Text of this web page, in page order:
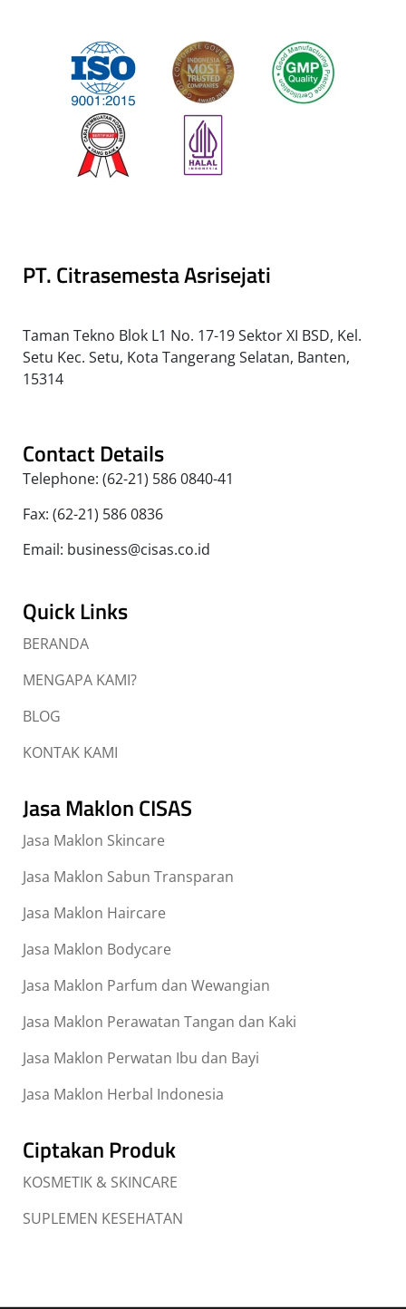
PT. Citrasemesta Asrisejati
Taman Tekno Blok L1 No. 17-19 Sektor XI BSD, Kel.
Setu Kec. Setu, Kota Tangerang Selatan, Banten,
15314
Contact Details
Telephone: (62-21) 586 0840-41
Fax: (62-21) 586 0836
Email: business@cisas.co.id
Quick Links
BERANDA
MENGAPA KAMI?
BLOG
KONTAK KAMI
Jasa Maklon CISAS
Jasa Maklon Skincare
Jasa Maklon Sabun Transparan
Jasa Maklon Haircare
Jasa Maklon Bodycare
Jasa Maklon Parfum dan Wewangian
Jasa Maklon Perawatan Tangan dan Kaki
Jasa Maklon Perwatan Ibu dan Bayi
Jasa Maklon Herbal Indonesia
Ciptakan Produk
KOSMETIK & SKINCARE
SUPLEMEN KESEHATAN